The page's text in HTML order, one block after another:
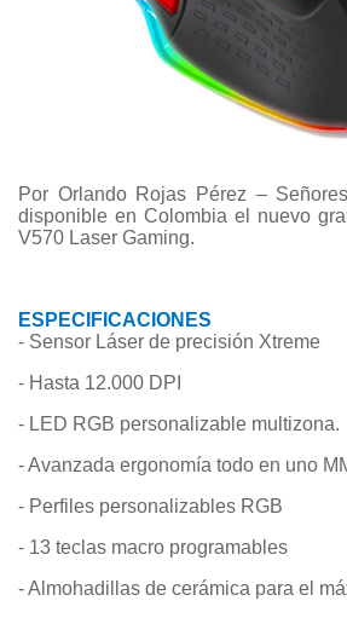
Por Orlando Rojas Pérez –
disponible en Colombia el nuevo
V570 Laser Gaming.
ESPECIFICACIONES
- Sensor Láser de precisión Xtreme
- Hasta 12.000 DPI
- LED RGB personalizable multizona.
- Avanzada ergonomía todo en uno
- Perfiles personalizables RGB
- 13 teclas macro programables
- Almohadillas de cerámica para el